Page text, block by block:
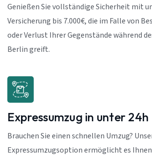
Genießen Sie vollständige Sicherheit mit
Versicherung bis 7.000€, die im Falle von
oder Verlust Ihrer Gegenstände während
Berlin greift.
Expressumzug in unter 24h
Brauchen Sie einen schnellen Umzug?
Expressumzugsoption ermöglicht es